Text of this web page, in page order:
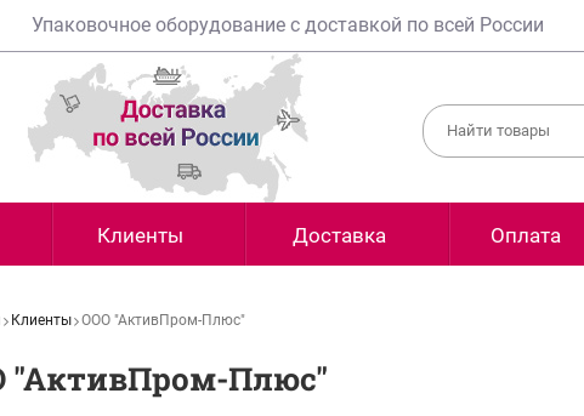
Упаковочное оборудование с доставкой по всей России
Клиенты Доставка Оплата
Клиенты ООО "АктивПром-Плюс"
"АктивПром-Плюс"